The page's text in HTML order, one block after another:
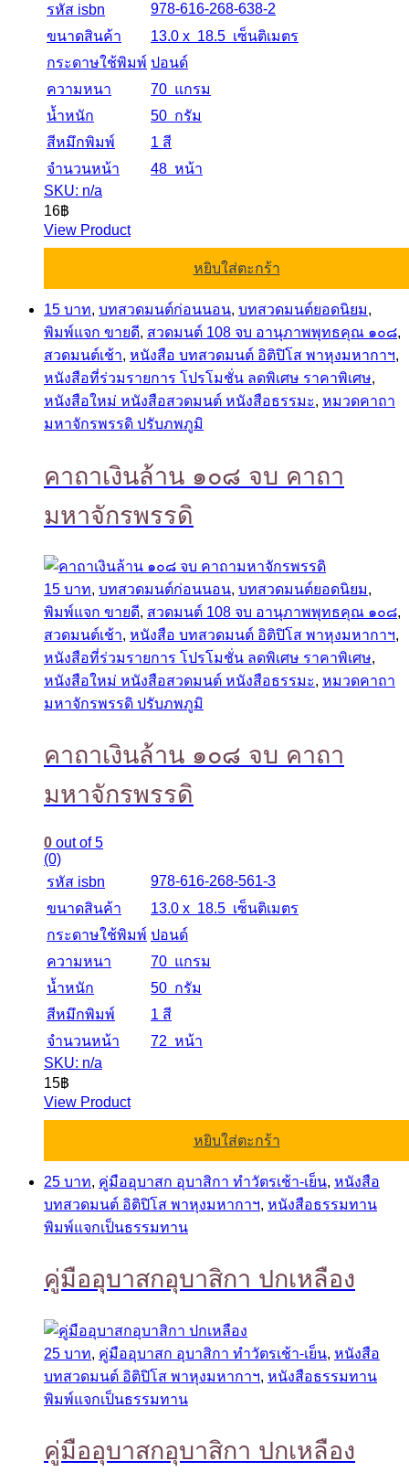
รหัส isbn
978-616-268-638-2
ขนาดสินค้า
13.0 x 18.5 เซ็นติเมตร
กระดาษใช้พิมพ์ ปอนด์
ความหนา
70 แกรม
น้ำหนัก
50 กรัม
สีหมึกพิมพ์
1 สี
จำนวนหน้า
48 หน้า
SKU: n/a
16฿
View Product
หยิบใส่ตะกร้า
15 บาท, บทสวดมนต์ก่อนนอน, บทสวดมนต์ยอดนิยม,
พิมพ์แจก ขายดี, สวดมนต์ 108 จบ อานุภาพพุทธคุณ ๑๐๘,
สวดมนต์เช้า, หนังสือ บทสวดมนต์ อิติปิโส พาหุงมหากาฯ,
หนังสือที่ร่วมรายการ โปรโมชั่น ลดพิเศษ ราคาพิเศษ,
หนังสือใหม่ หนังสือสวดมนต์ หนังสือธรรมะ, หมวดคาถา
มหาจักรพรรดิ ปรับภพภูมิ
คาถาเงินล้าน ๑๐๘ จบ คาถา
มหาจักรพรรดิ
15 บาท, บทสวดมนต์ก่อนนอน, บทสวดมนต์ยอดนิยม,
พิมพ์แจก ขายดี, สวดมนต์ 108 จบ อานุภาพพุทธคุณ ๑๐๘,
สวดมนต์เช้า, หนังสือ บทสวดมนต์ อิติปิโส พาหุงมหากาฯ,
หนังสือที่ร่วมรายการ โปรโมชั่น ลดพิเศษ ราคาพิเศษ,
หนังสือใหม่ หนังสือสวดมนต์ หนังสือธรรมะ, หมวดคาถา
มหาจักรพรรดิ ปรับภพภูมิ
คาถาเงินล้าน ๑๐๘ จบ คาถา
มหาจักรพรรดิ
0 out of 5
(0)
รหัส isbn
978-616-268-561-3
ขนาดสินค้า
13.0 x 18.5 เซ็นติเมตร
กระดาษใช้พิมพ์ ปอนด์
ความหนา
70 แกรม
น้ำหนัก
50 กรัม
สีหมึกพิมพ์
1 สี
จำนวนหน้า
72 หน้า
SKU: n/a
15฿
View Product
หยิบใส่ตะกร้า
25 บาท, คู่มืออุบาสก อุบาสิกา ทำวัตรเช้า-เย็น, หนังสือ
บทสวดมนต์ อิติปิโส พาหุงมหากาฯ, หนังสือธรรมทาน
พิมพ์แจกเป็นธรรมทาน
คู่มืออุบาสกอุบาสิกา ปกเหลือง
25 บาท, คู่มืออุบาสก อุบาสิกา ทำวัตรเช้า-เย็น, หนังสือ
บทสวดมนต์ อิติปิโส พาหุงมหากาฯ, หนังสือธรรมทาน
พิมพ์แจกเป็นธรรมทาน
คู่มืออุบาสกอุบาสิกา ปกเหลือง